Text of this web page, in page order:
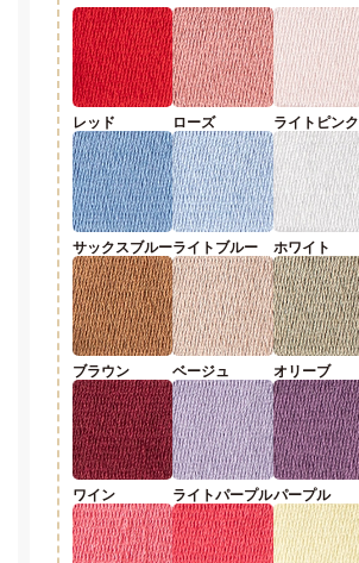
レッド ローズ ライトピンク
サックスブルーライトブルー ホワイト
ブラウン ベージュ オリーブ
ワイン ライトパープルパープル